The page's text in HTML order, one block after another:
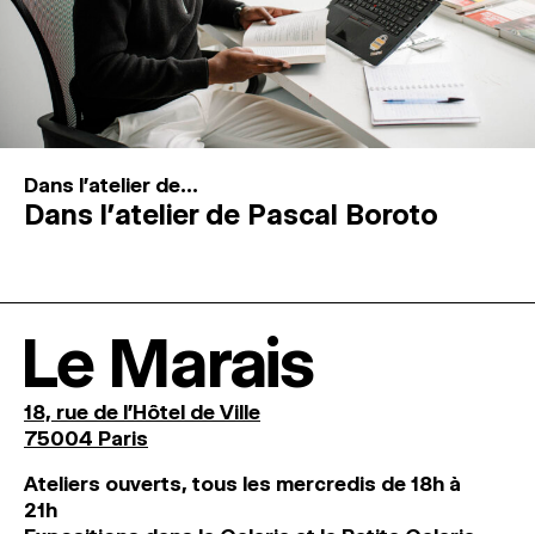
Dans l'atelier de...
Dans l’atelier de Pascal Boroto
Le Marais
18, rue de l'Hôtel de Ville
75004 Paris
Ateliers ouverts, tous les mercredis de 18h à
21h